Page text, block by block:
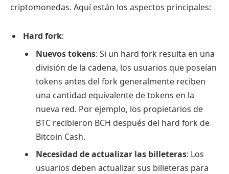
criptomonedas. Aquí están los aspectos principales:
Hard fork:
Nuevos tokens: Si un hard fork resulta en una
división de la cadena, los usuarios que poseían
tokens antes del fork generalmente reciben
una cantidad equivalente de tokens en la
nueva red. Por ejemplo, los propietarios de
BTC recibieron BCH después del hard fork de
Bitcoin Cash.
Necesidad de actualizar las billeteras: Los
usuarios deben actualizar sus billeteras para